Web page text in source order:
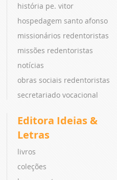
história pe. vitor
hospedagem santo afonso
missionários redentoristas
missões redentoristas
notícias
obras sociais redentoristas
secretariado vocacional
Editora Ideias &
Letras
livros
coleções